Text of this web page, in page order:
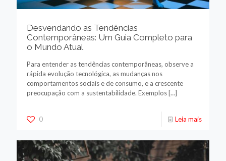
Desvendando as Tendências
Contemporâneas: Um Guia Completo para
o Mundo Atual
Para entender as tendências contemporâneas, observe a
rápida evolução tecnológica, as mudanças nos
comportamentos sociais e de consumo, e a crescente
preocupação com a sustentabilidade. Exemplos […]
0 Leia mais